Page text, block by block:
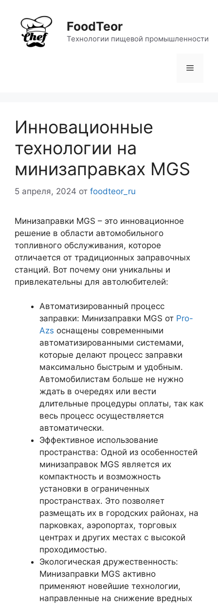
содержимому
FoodTeor
Технологии пищевой промышленности
Меню
Инновационные
технологии на
минизаправках MGS
5 апреля, 2024 от foodteor_ru
Минизаправки MGS – это инновационное
решение в области автомобильного
топливного обслуживания, которое
отличается от традиционных заправочных
станций. Вот почему они уникальны и
привлекательны для автолюбителей:
Автоматизированный процесс
заправки: Минизаправки MGS от Pro-
Azs оснащены современными
автоматизированными системами,
которые делают процесс заправки
максимально быстрым и удобным.
Автомобилистам больше не нужно
ждать в очередях или вести
длительные процедуры оплаты, так как
весь процесс осуществляется
автоматически.
Эффективное использование
пространства: Одной из особенностей
минизаправок MGS является их
компактность и возможность
установки в ограниченных
пространствах. Это позволяет
размещать их в городских районах, на
парковках, аэропортах, торговых
центрах и других местах с высокой
проходимостью.
Экологическая дружественность:
Минизаправки MGS активно
применяют новейшие технологии,
направленные на снижение вредных